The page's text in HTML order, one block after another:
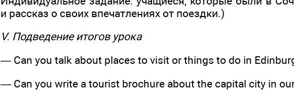
и рассказ о своих впечатлениях от поездки.)
V. Подведение итогов урока
— Can you talk about places to visit or things to do in
— Can you write a tourist brochure about the capital city in